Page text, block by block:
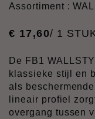
Assortiment :
€ 17 ,60/ 1
De FB1
klassieke stijl en
als
lineair profiel
overgang tussen